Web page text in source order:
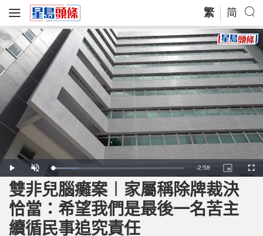
繁 简
P
l
a
y
U
n
m
u
t
e
L
o
a
d
e
d
:
1
9
.
7
8
R
e
m
-2:58
P
i
c
t
u
r
e
-
i
F
u
雙非兒腦癱案︱家屬稱除牌裁決
恰當：希望我們是最後一名苦主
續循民事追究責任